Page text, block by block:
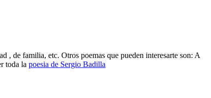
, de familia, etc. Otros poemas que pueden interesarte son: A
toda la poesia de Sergio Badilla